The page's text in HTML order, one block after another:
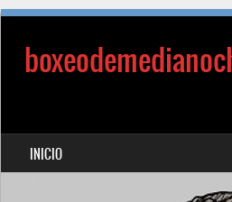
MENÚ
SALTAR AL CONTENIDO
INICIO